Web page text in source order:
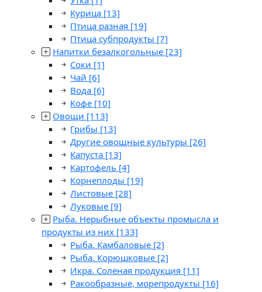
Курица [13]
Птица разная [19]
Птица субпродукты [7]
Напитки безалкогольные [23]
Соки [1]
Чай [6]
Вода [6]
Кофе [10]
Овощи [113]
Грибы [13]
Другие овощные культуры [26]
Капуста [13]
Картофель [4]
Корнеплоды [19]
Листовые [28]
Луковые [9]
Рыба. Нерыбные объекты промысла и
продукты из них [133]
Рыба. Камбаловые [2]
Рыба. Корюшковые [2]
Икра. Соленая продукция [11]
Ракообразные, морепродукты [16]